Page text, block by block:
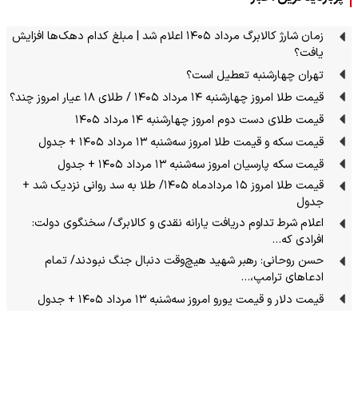
زمان شارژ کالابرگ مرداد ۱۴۰۵ اعلام شد | مبلغ کدام دهک‌ها افزایش
یافت؟
تهران چهارشنبه تعطیل است؟
قیمت طلا امروز چهارشنبه ۱۴ مرداد ۱۴۰۵ / طلای ۱۸ عیار امروز چند؟
قیمت طلای دست دوم امروز چهارشنبه ۱۴ مرداد ۱۴۰۵
قیمت سکه و قیمت طلا امروز سه‌شنبه ۱۳ مرداد ۱۴۰۵ + جدول
قیمت سکه پارسیان امروز سه‌شنبه ۱۳ مرداد ۱۴۰۵ + جدول
قیمت طلا امروز ۱۵ مردادماه ۱۴۰۵/ طلا به سد روانی نزدیک شد +
جدول
اعلام شرط تداوم دریافت یارانه نقدی و کالابرگ/ سخنگوی دولت:
افرادی که…
حسن روحانی: رهبر شهید هیچ‌وقت دنبال جنگ نبودند/ تمام
ادعاهای ترامپ،…
قیمت دلار و قیمت یورو امروز سه‌شنبه ۱۳ مرداد ۱۴۰۵ + جدول